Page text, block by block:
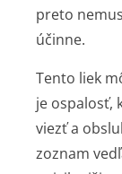
preto
účinne.
Tento liek
je ospalosť,
viezť a
zoznam